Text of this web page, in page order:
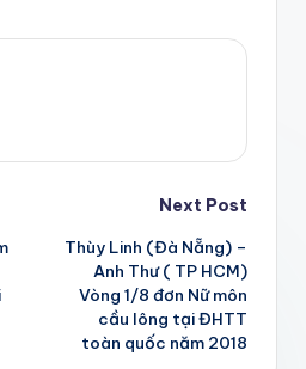
Next Post
Thùy Linh (Đà Nẵng) –
Anh Thư ( TP HCM)
Vòng 1/8 đơn Nữ môn
cầu lông tại ĐHTT
toàn quốc năm 2018